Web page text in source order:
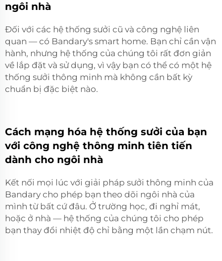
ngôi nhà
Đối với các hệ thống sưởi cũ và công nghệ liên
quan — có Bandary's smart home. Bạn chỉ cần vận
hành, nhưng hệ thống của chúng tôi rất đơn giản
về lắp đặt và sử dụng, vì vậy bạn có thể có một hệ
thống sưởi thông minh mà không cần bất kỳ
chuẩn bị đặc biệt nào.
Cách mạng hóa hệ thống sưởi của bạn
với công nghệ thông minh tiên tiến
dành cho ngôi nhà
Kết nối mọi lúc với giải pháp sưởi thông minh của
Bandary cho phép bạn theo dõi ngôi nhà của
mình từ bất cứ đâu. Ở trường học, đi nghỉ mát,
hoặc ở nhà — hệ thống của chúng tôi cho phép
bạn thay đổi nhiệt độ chỉ bằng một lần chạm nút.